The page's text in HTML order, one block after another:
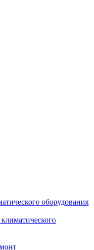
оборудования